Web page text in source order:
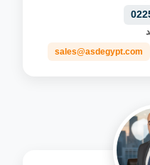
sales@asdegypt.com